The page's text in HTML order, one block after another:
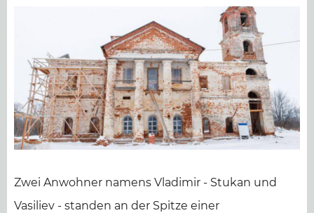
Zwei Anwohner namens Vladimir - Stukan und
Vasiliev - standen an der Spitze einer